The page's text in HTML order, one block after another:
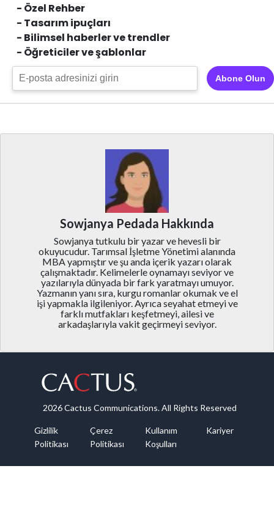
- Özel Rehber
- Tasarım ipuçları
- Bilimsel haberler ve trendler
- Öğreticiler ve şablonlar
Abone Olun
Sowjanya Pedada Hakkında
Sowjanya tutkulu bir yazar ve hevesli bir
okuyucudur. Tarımsal İşletme Yönetimi alanında
MBA yapmıştır ve şu anda içerik yazarı olarak
çalışmaktadır. Kelimelerle oynamayı seviyor ve
yazılarıyla dünyada bir fark yaratmayı umuyor.
Yazmanın yanı sıra, kurgu romanlar okumak ve el
işi yapmakla ilgileniyor. Ayrıca seyahat etmeyi ve
farklı mutfakları keşfetmeyi, ailesi ve
arkadaşlarıyla vakit geçirmeyi seviyor.
2026 Cactus Communications. All Rights Reserved
Gizlilik
Politikası
Çerez
Politikası
Kullanım
Koşulları
Kariyer